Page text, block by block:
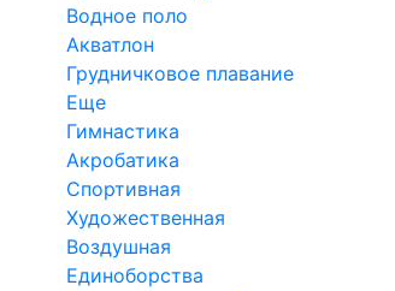
Водное поло
Акватлон
Грудничковое плавание
Еще
Гимнастика
Акробатика
Спортивная
Художественная
Воздушная
Единоборства